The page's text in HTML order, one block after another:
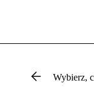
Wybierz,